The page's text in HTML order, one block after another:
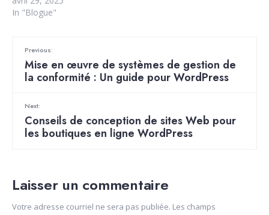
In "Blogue"
Previous:
Mise en œuvre de systèmes de gestion de
la conformité : Un guide pour WordPress
Next:
Conseils de conception de sites Web pour
les boutiques en ligne WordPress
Laisser un commentaire
Votre adresse courriel ne sera pas publiée. Les champs